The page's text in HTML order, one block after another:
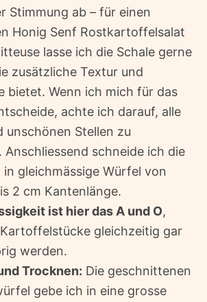
Stimmung ab – für einen
Honig Senf Rostkartoffelsalat
lasse ich die Schale gerne
zusätzliche Textur und
bietet. Wenn ich mich für das
achte ich darauf, alle
unschönen Stellen zu
Anschliessend schneide ich die
gleichmässige Würfel von
2 cm Kantenlänge.
ist hier das A und O,
gleichzeitig gar
werden.
Trocknen: Die geschnittenen
gebe ich in eine grosse